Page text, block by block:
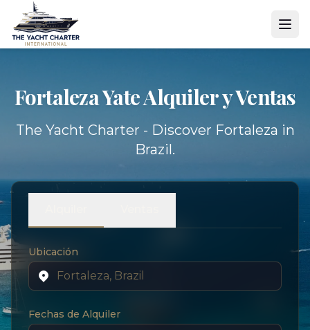
Fortaleza YateAlquiler y Ventas
The Yacht Charter - Discover Fortaleza in
Brazil.
Ubicación
Fechas de Alquiler